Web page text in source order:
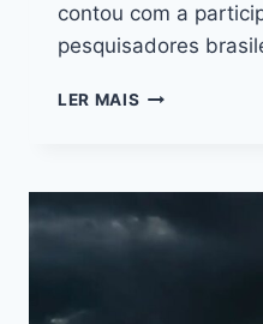
contou com a
pesquisadores
LER MAIS